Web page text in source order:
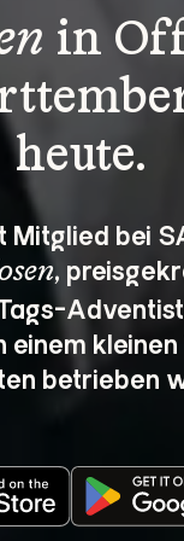
in
heute.
Mitglied bei
,
einem
betrieben